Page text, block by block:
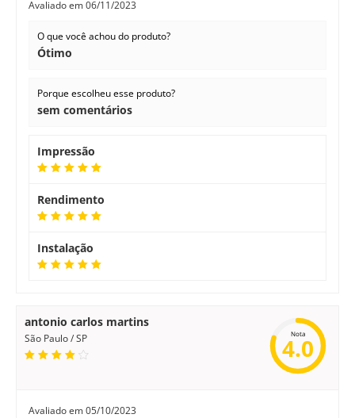
Avaliado em06/11/2023
O que você achou do produto?
Ótimo
Porque escolheu esse produto?
sem comentários
Impressão
Rendimento
Instalação
antonio carlos martins
São Paulo / SP Nota
4.0
Avaliado em05/10/2023